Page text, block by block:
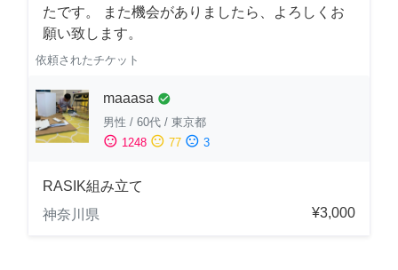
たです。 また機会がありましたら、よろしくお
願い致します。
依頼されたチケット
maaasa check_circle
男性 / 60代 / 東京都
sentiment_satisfied 1248 sentiment_neutral 77 sentiment_dissatisfied 3
RASIK組み立て
神奈川県
¥3,000